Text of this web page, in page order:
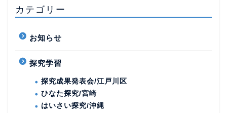
カテゴリー
お知らせ
探究学習
探究成果発表会/江戸川区
ひなた探究/宮崎
はいさい探究/沖縄